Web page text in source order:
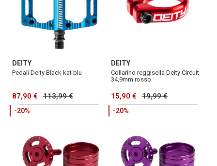
DEITY
Pedali Deity Black kat blu
87,90 € 113,99 €
DEITY
Collarino reggisella Deity Circuit
34,9mm rosso
15,90 € 19,99 €
-20% -20%